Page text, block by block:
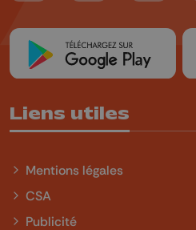
Liens utiles
Mentions légales
CSA
Publicité